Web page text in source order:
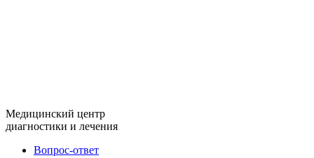
Медицинский центр
диагностики и лечения
Вопрос-ответ